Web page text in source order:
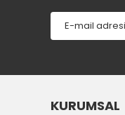
Bu
KURUMSAL